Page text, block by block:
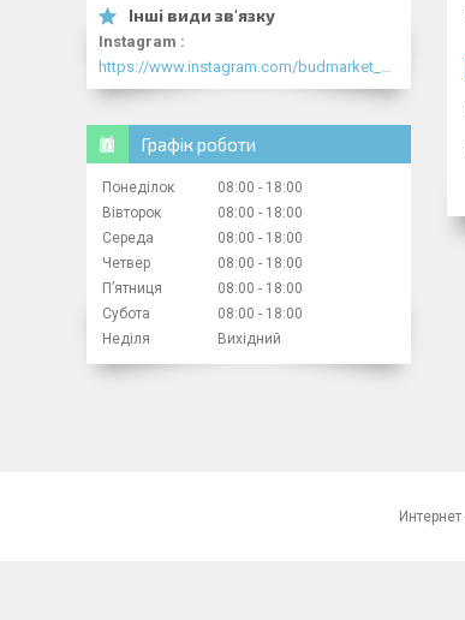
Instagram
Графік роботи
Понеділок 08:00
18:00
Вівторок
08:00
18:00
Середа
08:00
18:00
Четвер
08:00
18:00
Пʼятниця
08:00
18:00
Субота
08:00
18:00
Неділя
Вихідний